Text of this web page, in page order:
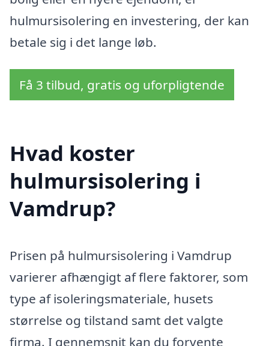
hulmursisolering en investering, der kan
betale sig i det lange løb.
Få 3 tilbud, gratis og uforpligtende
Hvad koster
hulmursisolering i
Vamdrup?
Prisen på hulmursisolering i Vamdrup
varierer afhængigt af flere faktorer, som
type af isoleringsmateriale, husets
størrelse og tilstand samt det valgte
firma. I gennemsnit kan du forvente